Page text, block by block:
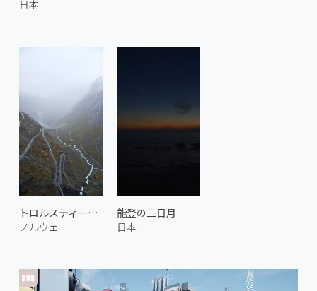
日本
トロルスティーゲン
ノルウェー
能登の三日月
日本